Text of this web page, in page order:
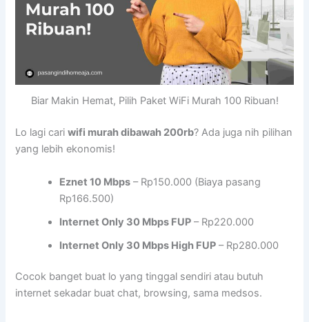
Biar Makin Hemat, Pilih Paket WiFi Murah 100 Ribuan!
Lo lagi cariwifi murah dibawah 200rb? Ada juga nih pilihan
yang lebih ekonomis!
Eznet 10 Mbps – Rp150.000 (Biaya pasang
Rp166.500)
Internet Only 30 Mbps FUP – Rp220.000
Internet Only 30 Mbps High FUP – Rp280.000
Cocok banget buat lo yang tinggal sendiri atau butuh
internet sekadar buat chat, browsing, sama medsos.